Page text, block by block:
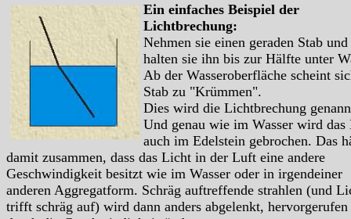
Ein einfaches Beispiel der
Lichtbrechung:
Nehmen sie einen geraden Stab und
halten sie ihn bis zur Hälfte unter
Ab der Wasseroberfläche scheint
Stab zu "Krümmen".
Dies wird die Lichtbrechung
Und genau wie im Wasser wird
auch im Edelstein gebrochen. Das
damit zusammen, dass das Licht in der Luft eine andere
Geschwindigkeit besitzt wie im Wasser oder in irgendeiner
anderen Aggregatform. Schräg auftreffende strahlen (und
trifft schräg auf) wird dann anders abgelenkt, hervorgerufen